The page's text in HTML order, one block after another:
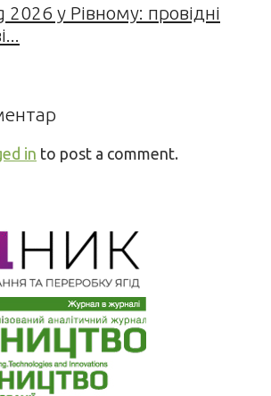
у Рівному: провідні
in to post a comment.